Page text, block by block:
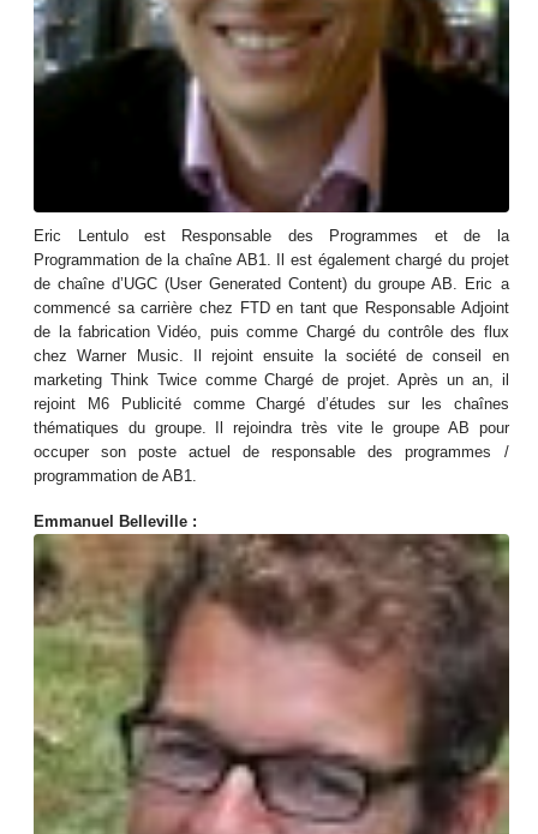
Eric Lentulo est Responsable des Programmes et de la
Programmation de la chaîne AB1. Il est également chargé du projet
de chaîne d’UGC (User Generated Content) du groupe AB. Eric a
commencé sa carrière chez FTD en tant que Responsable Adjoint
de la fabrication Vidéo, puis comme Chargé du contrôle des flux
chez Warner Music. Il rejoint ensuite la société de conseil en
marketing Think Twice comme Chargé de projet. Après un an, il
rejoint M6 Publicité comme Chargé d’études sur les chaînes
thématiques du groupe. Il rejoindra très vite le groupe AB pour
occuper son poste actuel de responsable des programmes /
programmation de AB1.
Emmanuel Belleville :